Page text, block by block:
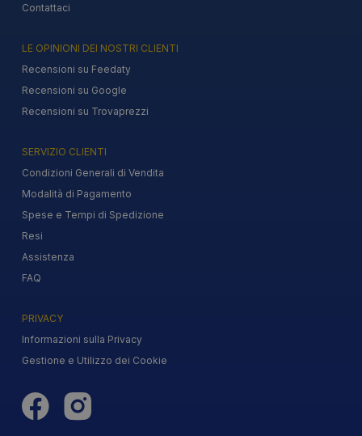
Contattaci
LE OPINIONI DEI NOSTRI CLIENTI
Recensioni su Feedaty
Recensioni su Google
Recensioni su Trovaprezzi
SERVIZIO CLIENTI
Condizioni Generali di Vendita
Modalità di Pagamento
Spese e Tempi di Spedizione
Resi
Assistenza
FAQ
PRIVACY
Informazioni sulla Privacy
Gestione e Utilizzo dei Cookie